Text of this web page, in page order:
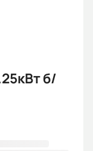
б/